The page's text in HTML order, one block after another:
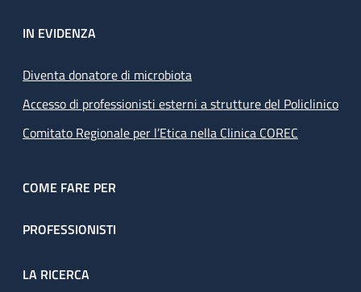
IN EVIDENZA
Diventa donatore di microbiota
Accesso di professionisti esterni a strutture del Policlinico
Comitato Regionale per l’Etica nella Clinica COREC
COME FARE PER
PROFESSIONISTI
LA RICERCA